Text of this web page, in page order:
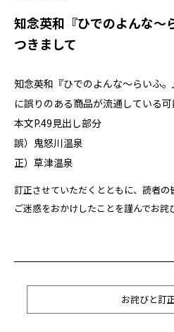
知念英和『ひでのよんな～
つきまして
知念英和『ひでのよんな～らいふ
に誤りのある商品が流通している可
本文P.49見出し部分
誤）鬼怒川温泉
正）草津温泉
訂正させていただくとともに、読者
ご迷惑をおかけしたことを謹んでお詫
お詫びと訂